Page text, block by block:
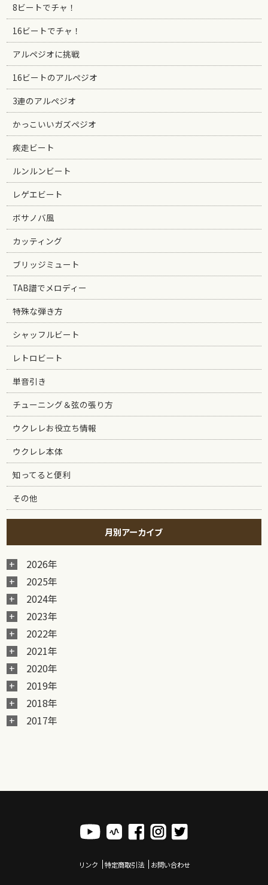
8ビートでチャ！
16ビートでチャ！
アルペジオに挑戦
16ビートのアルペジオ
3連のアルペジオ
かっこいいガズペジオ
疾走ビート
ルンルンビート
レゲエビート
ボサノバ風
カッティング
ブリッジミュート
TAB譜でメロディー
特殊な弾き方
シャッフルビート
レトロビート
単音引き
チューニング＆弦の張り方
ウクレレお役立ち情報
ウクレレ本体
知ってると便利
その他
月別アーカイブ
2026年
2025年
2024年
2023年
2022年
2021年
2020年
2019年
2018年
2017年
リンク 特定商取引法 お問い合わせ